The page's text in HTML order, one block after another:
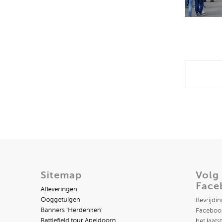
Sitemap
Afleveringen
Ooggetuigen
Banners ‘Herdenken’
Volg